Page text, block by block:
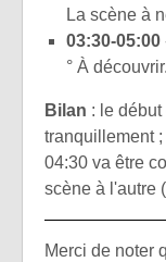
La scène à
03:30-05:00
° À découvrir.
Bilan : le
tranquillement
04:30 va être
scène à l'autre
Merci de noter